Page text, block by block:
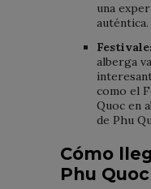
una
auténtica.
alberga
como el
Quoc en
de Phu
Cómo
Phu Quoc